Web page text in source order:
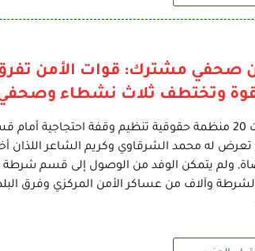
صحفي مشترك: قوات الأمن
وتختطف ثلاث نشطاء
قررت 20 منظمة حقوقية تنظيم وقفة احتجاجية
ولم يتمكن الوفد من الوصول إلى قسم شرطة
وآلاف من عساكر الأمن المركزي وفرق